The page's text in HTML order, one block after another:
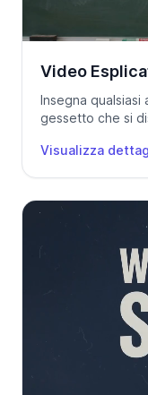
Video
Insegna qualsiasi
gessetto che si
Visualizza